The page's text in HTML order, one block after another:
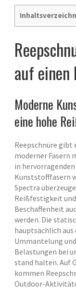
auf
Moderne
eine hohe
Reepschnüre gibt
moderner Fasern
in
Kunststofffasern
Spectra
Reißfestigkeit
Beschaffenheit
werden. Die
hauptsächlich
Ummantelung
Belastungen bei
stand halten. Auf
kommen
Outdoor-